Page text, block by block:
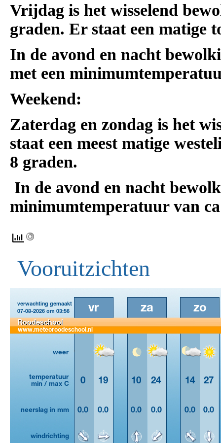
Vrijdag is het wisselend
graden. Er staat een matige
In de avond en nacht
met een
Weekend:
Zaterdag en zondag is het
staat een meest matige
8 graden.
In de avond en nacht
minimumtemperatuur van
Vooruitzichten